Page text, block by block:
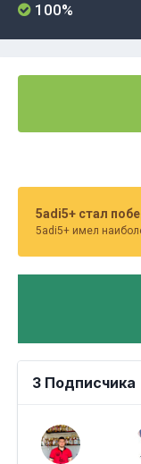
100%
5adi5+ стал
5adi5+ имел
3 Подписчика